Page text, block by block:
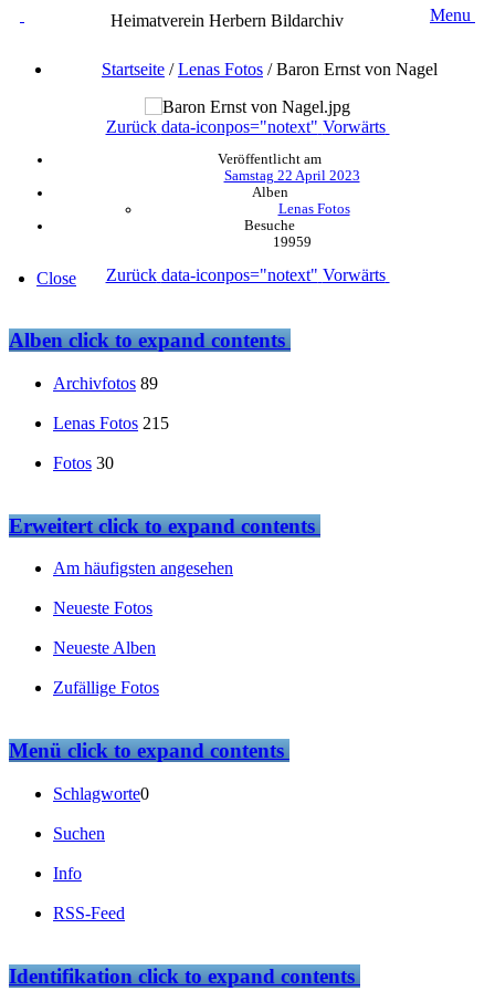
Heimatverein Herbern Bildarchiv Menu
Startseite /Lenas Fotos /Baron Ernst von Nagel
Zurück data-iconpos="notext" Vorwärts
Veröffentlicht am
Samstag 22 April 2023
Alben
Lenas Fotos
Besuche
19959
Zurück data-iconpos="notext" Vorwärts
Close
Albenclick to expand contents
Archivfotos 89
Lenas Fotos 215
Fotos 30
Erweitertclick to expand contents
Am häufigsten angesehen
Neueste Fotos
Neueste Alben
Zufällige Fotos
Menüclick to expand contents
Schlagworte0
Suchen
Info
RSS-Feed
Identifikationclick to expand contents